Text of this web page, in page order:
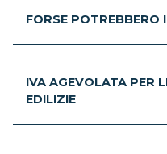
FORSE POTREBBERO
IVA AGEVOLATA PER
EDILIZIE